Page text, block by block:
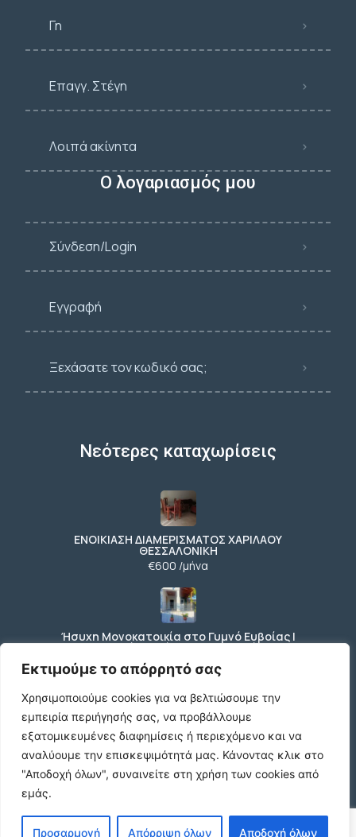
Εκτιμούμε το απόρρητό σας
Χρησιμοποιούμε cookies για να βελτιώσουμε την
εμπειρία περιήγησής σας, να προβάλλουμε
εξατομικευμένες διαφημίσεις ή περιεχόμενο και να
αναλύουμε την επισκεψιμότητά μας. Κάνοντας κλικ στο
"Αποδοχή όλων", συναινείτε στη χρήση των cookies από
εμάς.
Προσαρμογή Απόρριψη όλων Αποδοχή όλων
Γη
Επαγγ. Στέγη
Λοιπά ακίνητα
Ο λογαριασμός μου
Σύνδεση/Login
Εγγραφή
Ξεχάσατε τον κωδικό σας;
Νεότερες καταχωρίσεις
ΕΝΟΙΚΙΑΣΗ ΔΙΑΜΕΡΙΣΜΑΤΟΣ ΧΑΡΙΛΑΟΥ
ΘΕΣΣΑΛΟΝΙΚΗ
€600 /μήνα
Ήσυχη Μονοκατοικία στο Γυμνό Ευβοίας |
Κοντά σε Θάλασσα & Βουνό
€52 /μήνα
ΕΝΟΙΚΙΑΣΗ ΔΙΑΜΕΡΙΣΜΑΤΟΣ ΧΑΡΙΛΑΟΥ
ΘΕΣΣΑΛΟΝΙΚΗ
€600 /μήνα
Κωδικος ακινητου Μ480 καταστημα στον